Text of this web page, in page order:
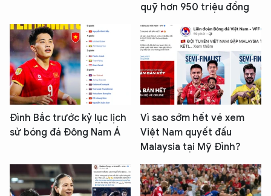
quỹ hơn 950 triệu đồng
Đình Bắc trước kỷ lục lịch
sử bóng đá Đông Nam Á
Vì sao sớm hết vé xem
Việt Nam quyết đấu
Malaysia tại Mỹ Đình?